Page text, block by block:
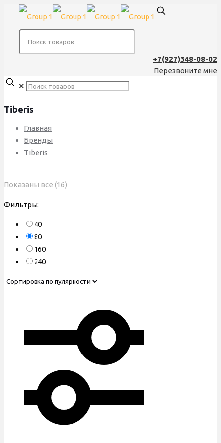
+7(927)348-08-02
Перезвоните мне
✕
Tiberis
Главная
Бренды
Tiberis
Показаны все (16)
Фильтры:
40
80
160
240